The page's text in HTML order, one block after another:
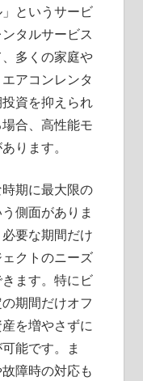
というサービ
タルサービス
多くの家庭や
アコンレンタ
資を抑えられ
合、高性能モ
ります。
期に最大限の
側面がありま
要な期間だけ
クトのニーズ
ます。特にビ
期間だけオフ
を増やさずに
能です。ま
障時の対応も